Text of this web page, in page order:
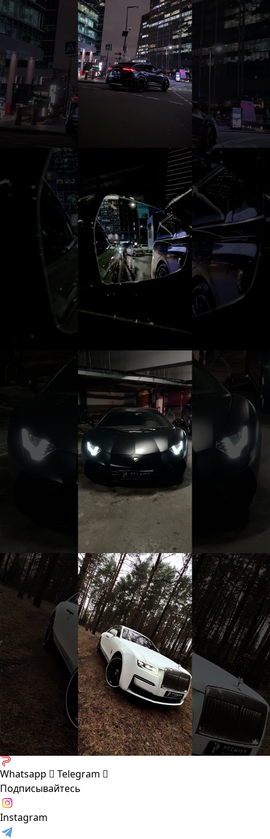
Whatsapp
Telegram
Подписывайтесь
Instagram